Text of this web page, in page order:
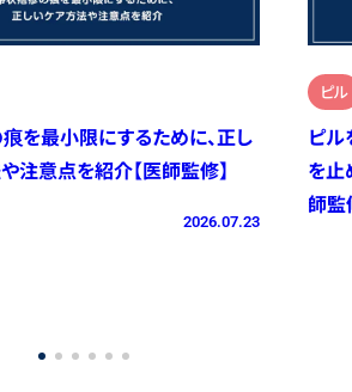
を最小限にするために、正し
注意点を紹介【医師監修】
2026.07.23
ピル
ピル
を止
師監